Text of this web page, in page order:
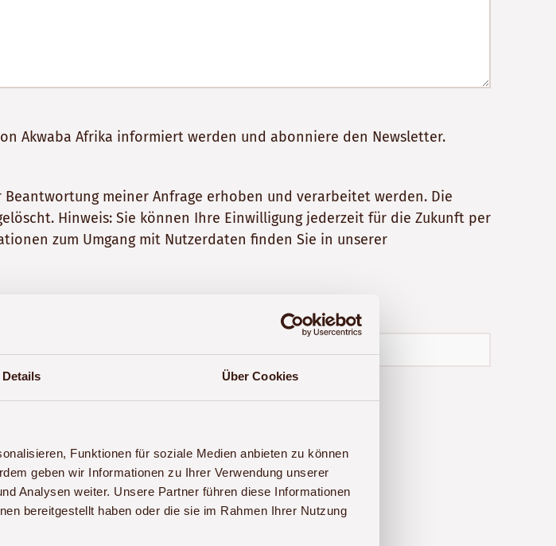
Details Über Cookies
Funktionen für soziale Medien anbieten zu können
geben wir Informationen zu Ihrer Verwendung unserer
Analysen weiter. Unsere Partner führen diese Informationen
bereitgestellt haben oder die sie im Rahmen Ihrer Nutzung
Akwaba Afrika informiert werden und abonniere den Newsletter.
meiner Anfrage erhoben und verarbeitet werden. Die
Hinweis: Sie können Ihre Einwilligung jederzeit für die Zukunft per
zum Umgang mit Nutzerdaten finden Sie in unserer